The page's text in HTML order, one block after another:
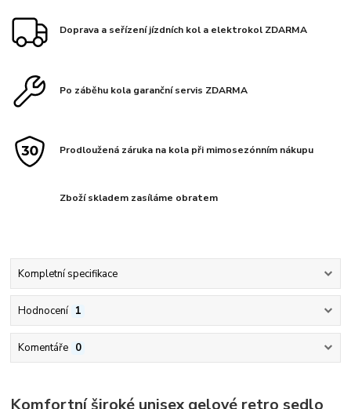
Doprava a seřízení jízdních kol a elektrokol ZDARMA
Po záběhu kola garanční servis ZDARMA
Prodloužená záruka na kola při mimosezónním nákupu
Zboží skladem zasíláme obratem
Kompletní specifikace
Hodnocení 1
Komentáře 0
Komfortní široké unisex gelové retro sedlo